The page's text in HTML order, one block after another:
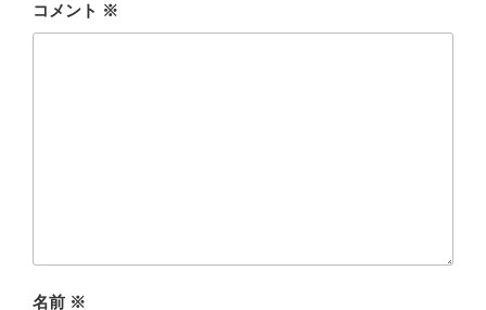
コメント ※
名前 ※